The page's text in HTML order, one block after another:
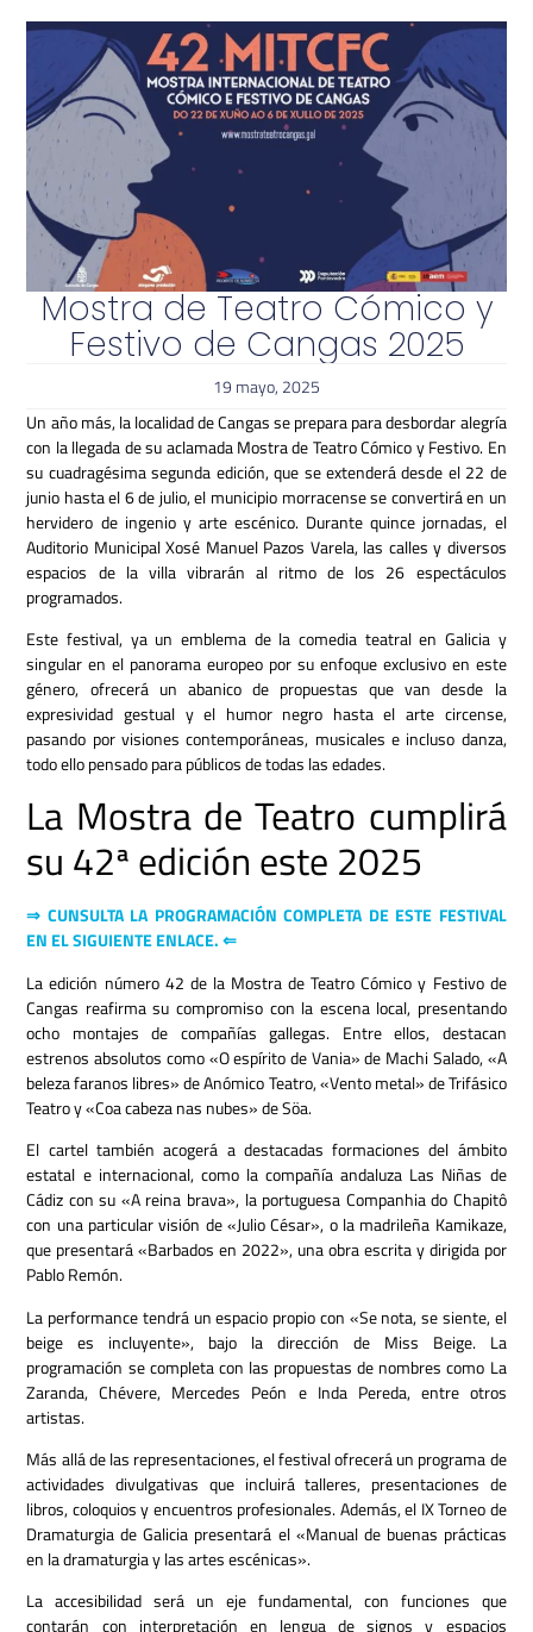
Mostra de Teatro Cómico y
Festivo de Cangas 2025
19 mayo, 2025
Un año más, la localidad de Cangas se prepara para desbordar alegría
con la llegada de su aclamada Mostra de Teatro Cómico y Festivo. En
su cuadragésima segunda edición, que se extenderá desde el 22 de
junio hasta el 6 de julio, el municipio morracense se convertirá en un
hervidero de ingenio y arte escénico. Durante quince jornadas, el
Auditorio Municipal Xosé Manuel Pazos Varela, las calles y diversos
espacios de la villa vibrarán al ritmo de los 26 espectáculos
programados.
Este festival, ya un emblema de la comedia teatral en Galicia y
singular en el panorama europeo por su enfoque exclusivo en este
género, ofrecerá un abanico de propuestas que van desde la
expresividad gestual y el humor negro hasta el arte circense,
pasando por visiones contemporáneas, musicales e incluso danza,
todo ello pensado para públicos de todas las edades.
La Mostra de Teatro cumplirá
su 42ª edición este 2025
⇒ CUNSULTA LA PROGRAMACIÓN COMPLETA DE ESTE FESTIVAL
EN EL SIGUIENTE ENLACE. ⇐
La edición número 42 de la Mostra de Teatro Cómico y Festivo de
Cangas reafirma su compromiso con la escena local, presentando
ocho montajes de compañías gallegas. Entre ellos, destacan
estrenos absolutos como «O espírito de Vania» de Machi Salado, «A
beleza faranos libres» de Anómico Teatro, «Vento metal» de Trifásico
Teatro y «Coa cabeza nas nubes» de Söa.
El cartel también acogerá a destacadas formaciones del ámbito
estatal e internacional, como la compañía andaluza Las Niñas de
Cádiz con su «A reina brava», la portuguesa Companhia do Chapitô
con una particular visión de «Julio César», o la madrileña Kamikaze,
que presentará «Barbados en 2022», una obra escrita y dirigida por
Pablo Remón.
La performance tendrá un espacio propio con «Se nota, se siente, el
beige es incluyente», bajo la dirección de Miss Beige. La
programación se completa con las propuestas de nombres como La
Zaranda, Chévere, Mercedes Peón e Inda Pereda, entre otros
artistas.
Más allá de las representaciones, el festival ofrecerá un programa de
actividades divulgativas que incluirá talleres, presentaciones de
libros, coloquios y encuentros profesionales. Además, el IX Torneo de
Dramaturgia de Galicia presentará el «Manual de buenas prácticas
en la dramaturgia y las artes escénicas».
La accesibilidad será un eje fundamental, con funciones que
contarán con interpretación en lengua de signos y espacios